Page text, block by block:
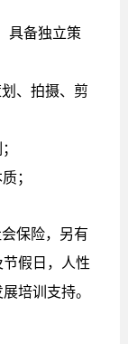
具备独立策
、拍摄、剪
；
保险，另有
假日，人性
培训支持。